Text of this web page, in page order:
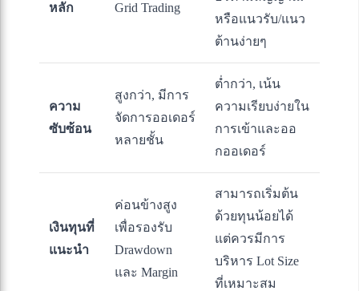
หลัก
Grid Trading
หรือแนวรับ/แนว
ต้านง่ายๆ
ความ
ซับซ้อน
สูงกว่า, มีการ
จัดการออเดอร์
หลายชั้น
ต่ำกว่า, เน้น
ความเรียบง่ายใน
การเข้าและออ
กออเดอร์
เงินทุนที่
แนะนำ
ค่อนข้างสูง
เพื่อรองรับ
Drawdown
และ Margin
สามารถเริ่มต้น
ด้วยทุนน้อยได้
แต่ควรมีการ
บริหาร Lot Size
ที่เหมาะสม